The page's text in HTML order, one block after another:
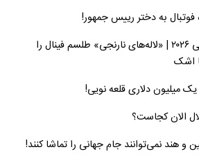
به دختر رییس جمهور!
هلند در آستانه جام جهانی ۲۰۲۶ | «لاله‌های نارنجی» طلسم فینال را
اشک
میلیون دلاری قلعه نویی!
الان کجاست؟
هند نمی‌توانند جام جهانی را تماشا کنند!